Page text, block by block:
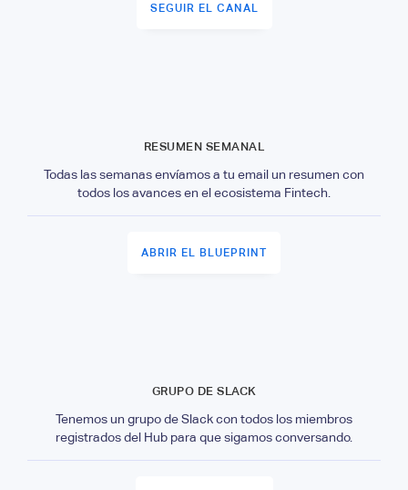
SEGUIR EL CANAL
RESUMEN SEMANAL
Todas las semanas envíamos a tu email un resumen con
todos los avances en el ecosistema Fintech.
ABRIR EL BLUEPRINT
GRUPO DE SLACK
Tenemos un grupo de Slack con todos los miembros
registrados del Hub para que sigamos conversando.